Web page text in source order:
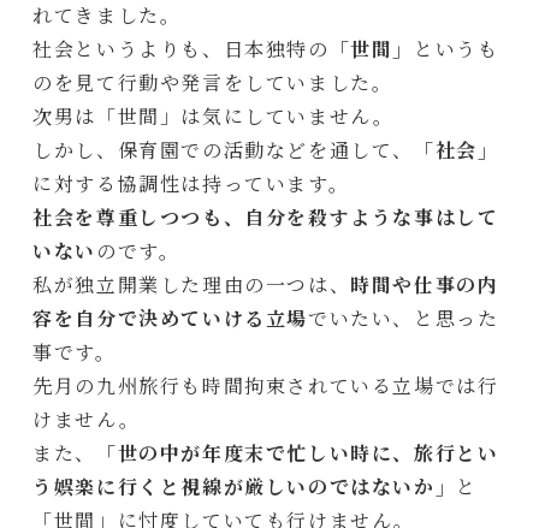
れてきました。
社会というよりも、日本独特の 「世間」
というも
のを見て行動や発言をしていました。
次男は「世間」は気にしていません。
しかし、保育園での活動などを通して、
「社会」
に対する協調性は持っています。
社会を尊重しつつも、自分を殺すような事はして
いない のです。
私が独立開業した理由の一つは、 時間や仕事の内
容を自分で決めていける立場でいたい、と思った
事です。
先月の九州旅行も時間拘束されている立場では行
けません。
また、
「世の中が年度末で忙しい時に、旅行とい
う娯楽に行くと視線が厳しいのではないか」
と
「世間」に忖度していても行けません。